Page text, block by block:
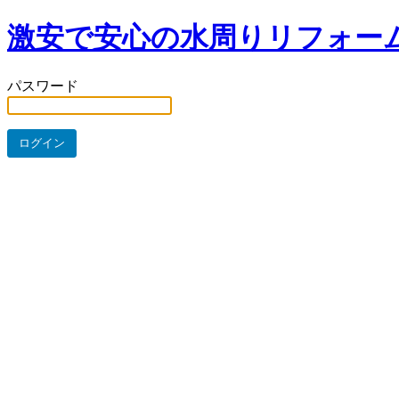
激安で安心の水周りリフォー
パスワード